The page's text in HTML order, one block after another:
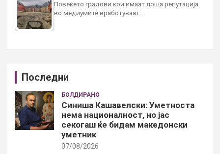
Повеќето градови кои имаат лоша репутација
во медиумите вработуваат…
Последни
БОЛДИРАНО
Синиша Кашавелски: Уметноста
нема националност, но јас
секогаш ќе бидам македонски
уметник
07/08/2026